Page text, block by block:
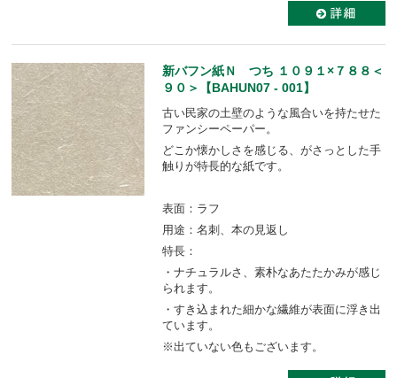
新バフン紙Ｎ つち １０９１×７８８＜
９０＞【BAHUN07 - 001】
古い民家の土壁のような風合いを持たせた
ファンシーペーパー。
どこか懐かしさを感じる、がさっとした手
触りが特長的な紙です。
表面：ラフ
用途：名刺、本の見返し
特長：
・ナチュラルさ、素朴なあたたかみが感じ
られます。
・すき込まれた細かな繊維が表面に浮き出
ています。
※出ていない色もございます。